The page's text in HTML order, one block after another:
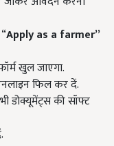
Apply as a farmer”
खुल जाएगा.
फिल कर दें.
डोक्यूमेंट्स की सॉफ्ट